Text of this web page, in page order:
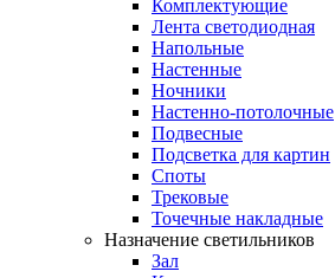
Комплектующие
Лента светодиодная
Напольные
Настенные
Ночники
Настенно-потолочные
Подвесные
Подсветка для картин
Споты
Трековые
Точечные накладные
Назначение светильников
Зал